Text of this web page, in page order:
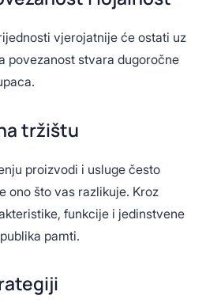
vjerojatnije će ostati uz
povezanost stvara dugoročne
tržištu
proizvodi i usluge često
ono što vas razlikuje. Kroz
funkcije i jedinstvene
pamti.